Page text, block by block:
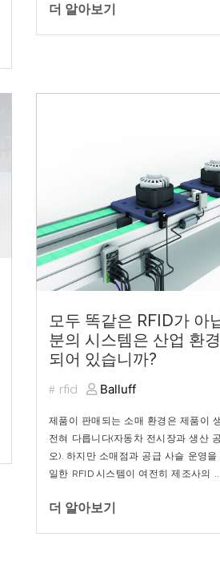
더 알아보기
모두 똑같은 RFID가 아
분의 시스템은 산업 환
되어 있습니까?
rfid Balluff
제품이 판매되는 소매 환경은 제품이
전혀 다릅니다(자동차 전시장과 생산
오).하지만 소매점과 공급 사슬 운영을
일한 RFID시스템이 여전히 제조사의 ...
더 알아보기